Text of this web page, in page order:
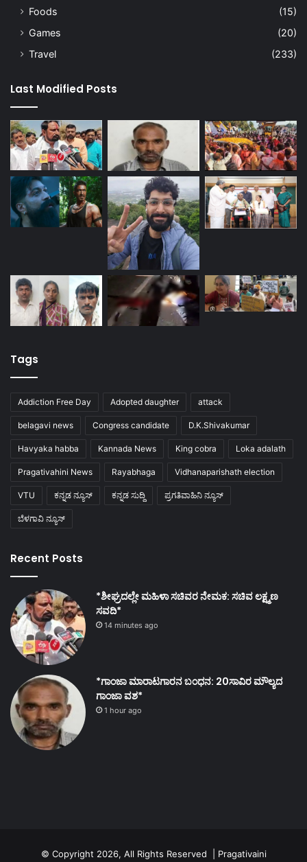
Foods
(15)
Games
(20)
Travel
(233)
Last Modified Posts
Tags
Addiction Free Day Adopted daughter attack
belagavi news Congress candidate D.K.Shivakumar
Havyaka habba Kannada News King cobra Loka adalath
Pragativahini News Rayabhaga Vidhanaparishath election
VTU ಕನ್ನಡ ನ್ಯೂಸ್ ಕನ್ನಡ ಸುದ್ದಿ ಪ್ರಗತಿವಾಹಿನಿ ನ್ಯೂಸ್
ಬೆಳಗಾವಿ ನ್ಯೂಸ್
Recent Posts
*ಶೀಘ್ರದಲ್ಲೇ ಮಹಿಳಾ ಸಚಿವರ ನೇಮಕ: ಸಚಿವ ಲಕ್ಷ್ಮಣ
ಸವದಿ*
14 minutes ago
*ಗಾಂಜಾ ಮಾರಾಟಗಾರನ ಬಂಧನ: 20ಸಾವಿರ ಮೌಲ್ಯದ
ಗಾಂಜಾ ವಶ*
1 hour ago
© Copyright 2026, All Rights Reserved | Pragativaini